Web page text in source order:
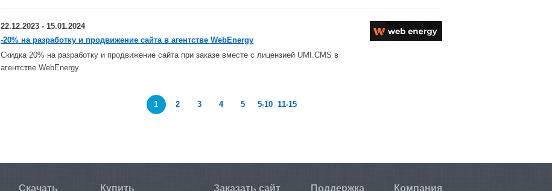
22.12.2023 - 15.01.2024
-20% на разработку и продвижение сайта в агентстве WebEnergy
Скидка 20% на разработку и продвижение сайта при заказе вместе с лицензией UMI.CMS в
агентстве WebEnergy.
1 2 3 4 5 5-10 11-15
Скачать Купить Заказать сайт Поддержка Компания